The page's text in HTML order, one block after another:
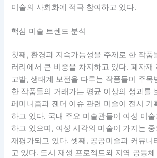
미술의 사회화에 적극 참여하고 있다.
핵심 미술 트렌드 분석
첫째, 환경과 지속가능성을 주제로 한 작품
러리에서 큰 비중을 차지하고 있다. 폐자재
고발, 생태계 보전을 다루는 작품들이 주목
한 작품들의 거래가는 평균 이상의 성과를
페미니즘과 젠더 이슈 관련 미술이 전시 기
하고 있다. 국내 주요 미술관들이 여성 미
하고 있으며, 여성 시각의 미술이 가지는
재평가되고 있다. 셋째, 공공미술과 커뮤니
고 있다. 도시 재생 프로젝트와 지역 공동